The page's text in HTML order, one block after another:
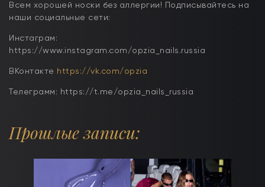
Всем хорошей носки без аллергии! Подписывайтесь на
наши социальные сети:
Инстаграм:
https://www.instagram.com/opzia_nails.russia
ВКонтакте https://vk.com/opzia
Телеграмм: https://t.me/opzia_nails_russia
Прошлые записи: